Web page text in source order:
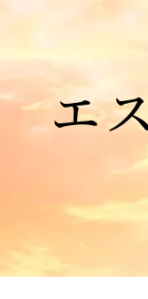
エ